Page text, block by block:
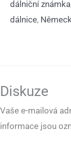
dálniční známka
dálnice,
Diskuze
Vaše e-mailová
informace jsou